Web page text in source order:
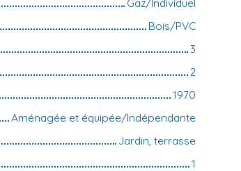
Bois/PVC
3
2
1970
Aménagée et équipée/Indépendante
Jardin, terrasse
1